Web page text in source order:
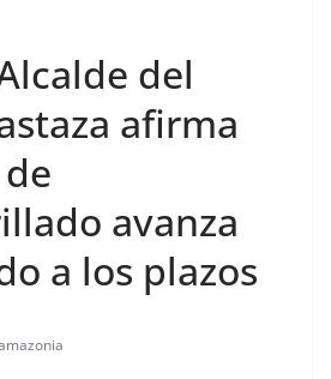
del
afirma
avanza
a los plazos